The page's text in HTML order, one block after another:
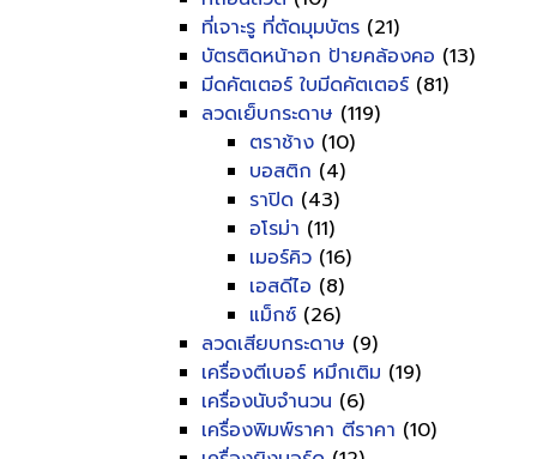
ที่เจาะรู ที่ตัดมุมบัตร (21)
บัตรติดหน้าอก ป้ายคล้องคอ (13)
มีดคัตเตอร์ ใบมีดคัตเตอร์ (81)
ลวดเย็บกระดาษ (119)
ตราช้าง (10)
บอสติก (4)
ราปิด (43)
อโรม่า (11)
เมอร์คิว (16)
เอสดีไอ (8)
แม็กซ์ (26)
ลวดเสียบกระดาษ (9)
เครื่องตีเบอร์ หมึกเติม (19)
เครื่องนับจำนวน (6)
เครื่องพิมพ์ราคา ตีราคา (10)